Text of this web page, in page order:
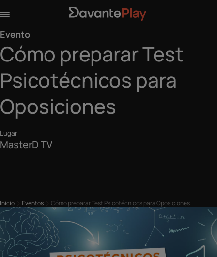
Evento
Cómo preparar Test
Psicotécnicos para
Oposiciones
Lugar
MasterD TV
Inicio Eventos Cómo preparar Test Psicotécnicos para Oposiciones